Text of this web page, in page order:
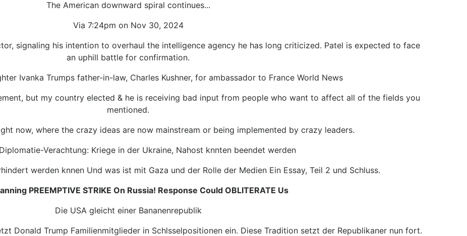
The American downward spiral continues...
Via 7:24pm on Nov 30, 2024
signaling his intention to overhaul the intelligence agency he has long criticized. Patel is expected to face
an uphill battle for confirmation.
Ivanka Trumps father-in-law, Charles Kushner, for ambassador to France World News
but my country elected & he is receiving bad input from people who want to affect all of the fields you
mentioned.
now, where the crazy ideas are now mainstream or being implemented by crazy leaders.
Verachtung: Kriege in der Ukraine, Nahost knnten beendet werden
werden knnen Und was ist mit Gaza und der Rolle der Medien Ein Essay, Teil 2 und Schluss.
PREEMPTIVE STRIKE On Russia! Response Could OBLITERATE Us
Die USA gleicht einer Bananenrepublik
Donald Trump Familienmitglieder in Schlsselpositionen ein. Diese Tradition setzt der Republikaner nun fort.